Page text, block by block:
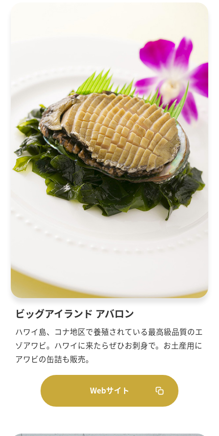
ビッグアイランド アバロン
ハワイ島、コナ地区で養殖されている最高級品質のエ
ゾアワビ。ハワイに来たらぜひお刺身で。お土産用に
アワビの缶詰も販売。
Webサイト